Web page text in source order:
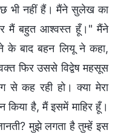
भी नहीं हैं। मैंने सुलेख का
मैं बहुत आश्वस्त हूँ।" मैंने
के बाद बहन लियू ने कहा,
फिर उससे विद्वेष महसूस
कह रही हो। क्या मेरा
है, मैं इसमें माहिर हूँ।
मुझे लगता है तुम्हें इस